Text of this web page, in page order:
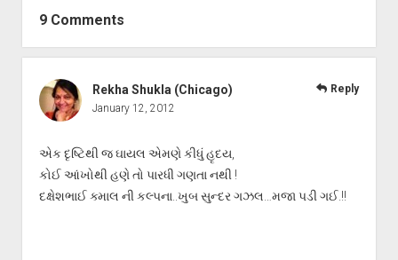
9 Comments
Rekha Shukla (Chicago)
January 12, 2012
એક દૃષ્ટિથી જ ઘાયલ એમણે કીધું હૃદય,
કોઈ આંખોથી હણે તો પારધી ગણતા નથી !
દક્ષેશભાઈ ક્માલ ની કલ્પના..ખુબ સુન્દર ગઝલ…મજા પડી ગઈ.!!
Reply